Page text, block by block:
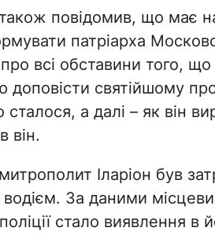
також повідомив, що має
патріарха
всі обставини того, що
доповісти святійшому
сталося, а далі – як він
він.
Іларіон був
водієм. За даними
стало виявлення в